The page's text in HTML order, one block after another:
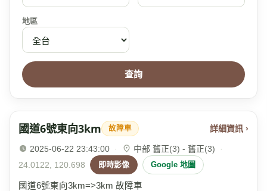
地區
查詢
國道6號東向3km 故障車 詳細資訊 ›
2025-06-22 23:43:00 · 中部 舊正(3) - 舊正(3)
·
24.0122, 120.698
即時影像 Google 地圖
國道6號東向3km=>3km 故障車